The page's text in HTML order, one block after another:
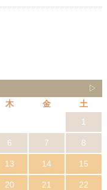
▷
木 金
土
1
6 7 8
13 14 15
20 21 22